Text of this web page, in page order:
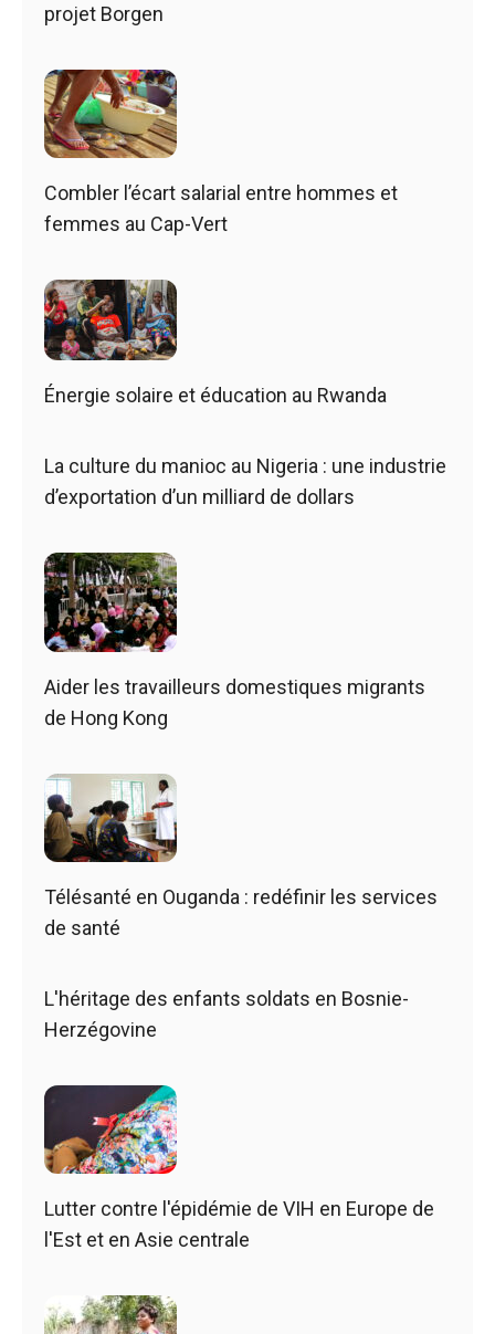
projet Borgen
Combler l’écart salarial entre hommes et
femmes au Cap-Vert
Énergie solaire et éducation au Rwanda
La culture du manioc au Nigeria : une industrie
d’exportation d’un milliard de dollars
Aider les travailleurs domestiques migrants
de Hong Kong
Télésanté en Ouganda : redéfinir les services
de santé
L'héritage des enfants soldats en Bosnie-
Herzégovine
Lutter contre l'épidémie de VIH en Europe de
l'Est et en Asie centrale